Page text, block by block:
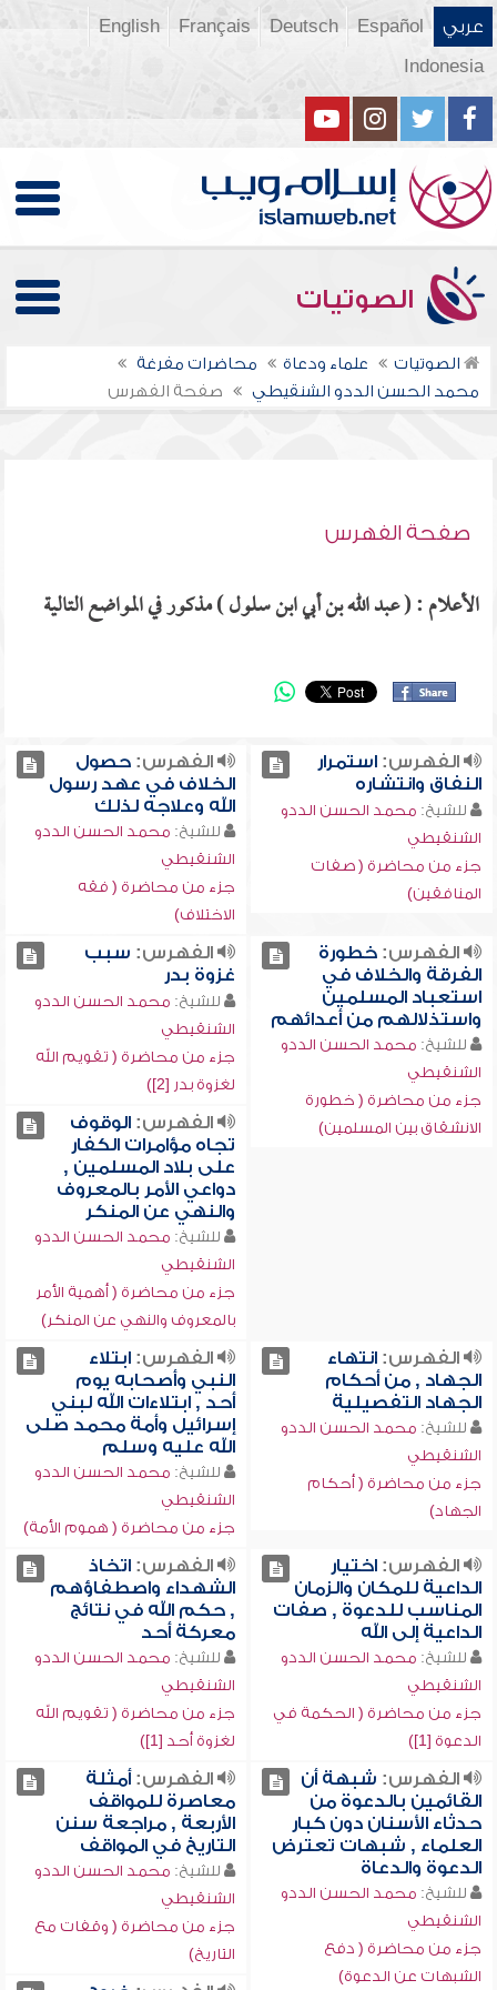
عربي Español
Deutsch
Français
English
Indonesia
الصوتيات
الصوتيات علماء ودعاة
محاضرات مفرغة
محمد الحسن الددو الشنقيطي
صفحة الفهرس
صفحة الفهرس
الأعلام : ( عبد الله بن أبي ابن سلول ) مذكور في المواضع التالية
الفهرس:استمرار
النفاق وانتشاره
للشيخ: محمد الحسن الددو
الشنقيطي
جزء من محاضرة ( صفات
المنافقين)
الفهرس:حصول
الخلاف في عهد رسول
الله وعلاجه لذلك
للشيخ: محمد الحسن الددو
الشنقيطي
جزء من محاضرة ( فقه
الاختلاف)
الفهرس:خطورة
الفرقة والخلاف في
استعباد المسلمين
واستذلالهم من أعدائهم
للشيخ: محمد الحسن الددو
الشنقيطي
جزء من محاضرة ( خطورة
الانشقاق بين المسلمين)
الفهرس: سبب
غزوة بدر
للشيخ: محمد الحسن الددو
الشنقيطي
جزء من محاضرة ( تقويم الله
لغزوة بدر [2])
الفهرس:الوقوف
تجاه مؤامرات الكفار
على بلاد المسلمين ,
دواعي الأمر بالمعروف
والنهي عن المنكر
للشيخ: محمد الحسن الددو
الشنقيطي
جزء من محاضرة ( أهمية الأمر
بالمعروف والنهي عن المنكر)
الفهرس:انتهاء
الجهاد , من أحكام
الجهاد التفصيلية
للشيخ: محمد الحسن الددو
الشنقيطي
جزء من محاضرة ( أحكام
الجهاد)
الفهرس:ابتلاء
النبي وأصحابه يوم
أحد , ابتلاءات الله لبني
إسرائيل وأمة محمد صلى
الله عليه وسلم
للشيخ: محمد الحسن الددو
الشنقيطي
جزء من محاضرة ( هموم الأمة)
الفهرس:اختيار
الداعية للمكان والزمان
المناسب للدعوة , صفات
الداعية إلى الله
للشيخ: محمد الحسن الددو
الشنقيطي
جزء من محاضرة ( الحكمة في
الدعوة [1])
الفهرس:اتخاذ
الشهداء واصطفاؤهم
, حكم الله في نتائج
معركة أحد
للشيخ: محمد الحسن الددو
الشنقيطي
جزء من محاضرة ( تقويم الله
لغزوة أحد [1])
الفهرس: شبهة أن
القائمين بالدعوة من
حدثاء الأسنان دون كبار
العلماء , شبهات تعترض
الدعوة والدعاة
للشيخ: محمد الحسن الددو
الشنقيطي
جزء من محاضرة ( دفع
الشبهات عن الدعوة)
الفهرس:أمثلة
معاصرة للمواقف
الأربعة , مراجعة سنن
التاريخ في المواقف
للشيخ: محمد الحسن الددو
الشنقيطي
جزء من محاضرة ( وقفات مع
التاريخ)